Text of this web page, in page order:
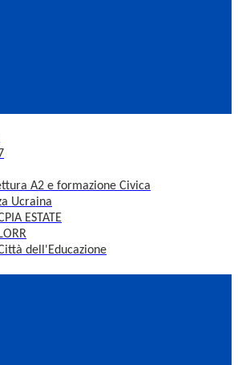
A2 e formazione Civica
Ucraina
ESTATE
dell'Educazione